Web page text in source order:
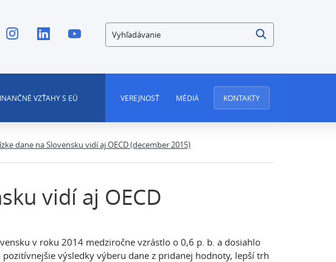
Vyhľadávanie
VZŤAHY S EÚ VEREJNOSŤ MÉDIÁ KONTAKTY
dane na Slovensku vidí aj OECD (december 2015)
vidí aj OECD
v roku 2014 medziročne vzrástlo o 0,6 p. b. a dosiahlo
výsledky výberu dane z pridanej hodnoty, lepší trh